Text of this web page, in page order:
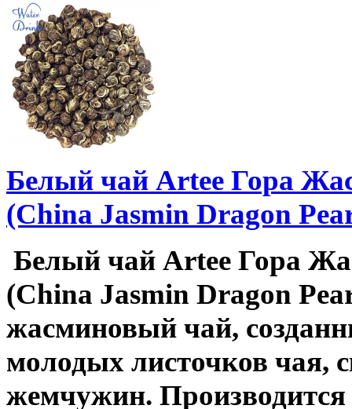
Белый чай Artee Гора
(China Jasmin Dragon
Белый чай Artee Гора
(China Jasmin Dragon
жасминовый чай,
молодых листочков чая,
жемчужин.